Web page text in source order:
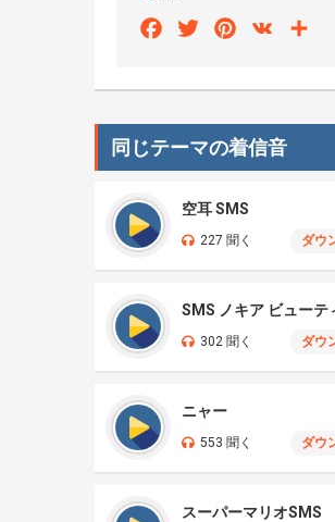
FacebookTwitterPinterest
VK
同じテーマの着信音
空耳 SMS
227 聞く ダウ
SMS ノキア ビューテ
302 聞く ダウ
ニャー
553 聞く ダウ
スーパーマリオSMS